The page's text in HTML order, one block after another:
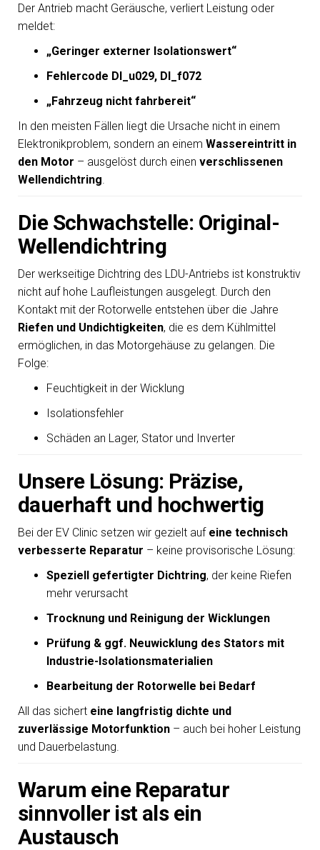
Der Antrieb macht Geräusche, verliert Leistung oder
meldet:
„Geringer externer Isolationswert“
Fehlercode DI_u029, DI_f072
„Fahrzeug nicht fahrbereit“
In den meisten Fällen liegt die Ursache nicht in einem
Elektronikproblem, sondern an einem Wassereintritt in
den Motor – ausgelöst durch einen verschlissenen
Wellendichtring.
Die Schwachstelle: Original-
Wellendichtring
Der werkseitige Dichtring des LDU-Antriebs ist konstruktiv
nicht auf hohe Laufleistungen ausgelegt. Durch den
Kontakt mit der Rotorwelle entstehen über die Jahre
Riefen und Undichtigkeiten, die es dem Kühlmittel
ermöglichen, in das Motorgehäuse zu gelangen. Die
Folge:
Feuchtigkeit in der Wicklung
Isolationsfehler
Schäden an Lager, Stator und Inverter
Unsere Lösung: Präzise,
dauerhaft und hochwertig
Bei der EV Clinic setzen wir gezielt auf eine technisch
verbesserte Reparatur – keine provisorische Lösung:
Speziell gefertigter Dichtring, der keine Riefen
mehr verursacht
Trocknung und Reinigung der Wicklungen
Prüfung & ggf. Neuwicklung des Stators mit
Industrie-Isolationsmaterialien
Bearbeitung der Rotorwelle bei Bedarf
All das sichert eine langfristig dichte und
zuverlässige Motorfunktion – auch bei hoher Leistung
und Dauerbelastung.
Warum eine Reparatur
sinnvoller ist als ein
Austausch